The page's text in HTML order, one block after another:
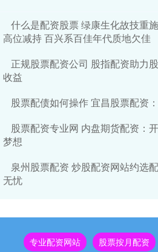
什么是配资股票 绿康生化故技重
高位减持 百兴系百佳年代质地欠佳
正规股票配资公司 股指配资助力
收益
股票配债如何操作 宜昌股票配资
股票配资专业网 内盘期货配资：
梦想
泉州股票配资 炒股配资网站约选
无忧
专业配资网站 股票按月配资